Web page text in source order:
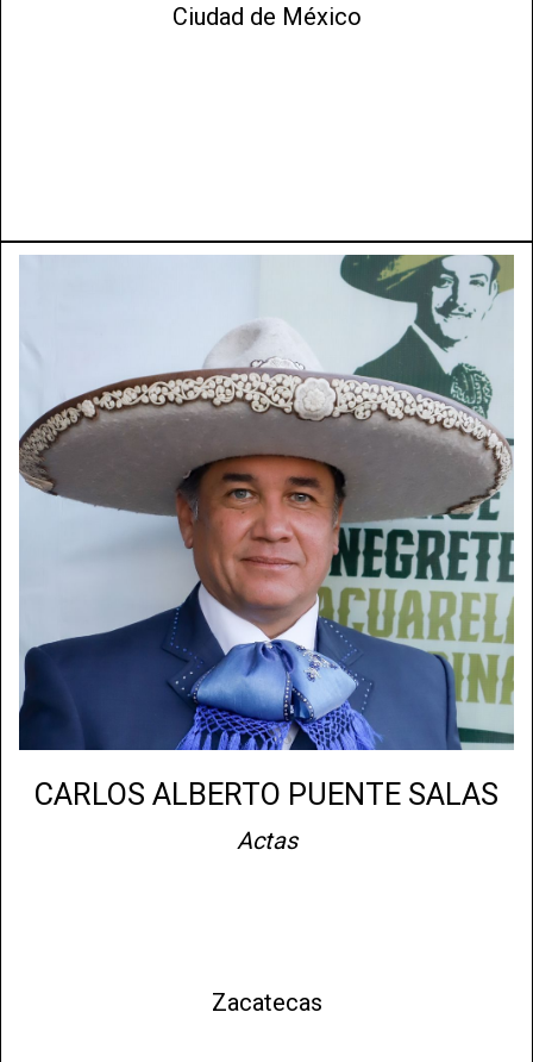
Ciudad de México
CARLOS ALBERTO PUENTE SALAS
Actas
Zacatecas